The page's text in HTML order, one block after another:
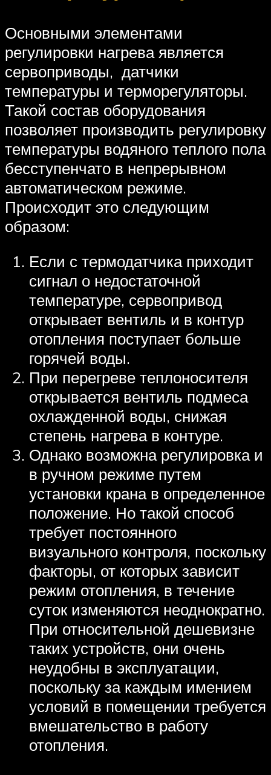
Основными элементами
регулировки нагрева является
сервоприводы, датчики
температуры и терморегуляторы.
Такой состав оборудования
позволяет производить регулировку
температуры водяного теплого пола
бесступенчато в непрерывном
автоматическом режиме.
Происходит это следующим
образом:
Если с термодатчика приходит
сигнал о недостаточной
температуре, сервопривод
открывает вентиль и в контур
отопления поступает больше
горячей воды.
При перегреве теплоносителя
открывается вентиль подмеса
охлажденной воды, снижая
степень нагрева в контуре.
Однако возможна регулировка и
в ручном режиме путем
установки крана в определенное
положение. Но такой способ
требует постоянного
визуального контроля, поскольку
факторы, от которых зависит
режим отопления, в течение
суток изменяются неоднократно.
При относительной дешевизне
таких устройств, они очень
неудобны в эксплуатации,
поскольку за каждым имением
условий в помещении требуется
вмешательство в работу
отопления.